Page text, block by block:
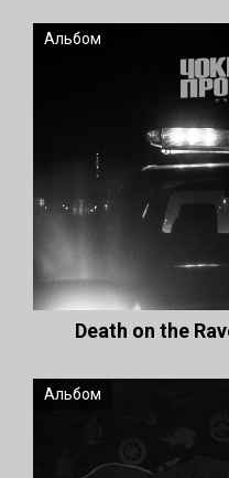
Альбом
Death on the
Альбом